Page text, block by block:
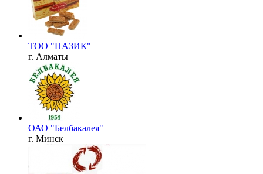
ТОО "НАЗИК"
г. Алматы
ОАО "Белбакалея"
г. Минск